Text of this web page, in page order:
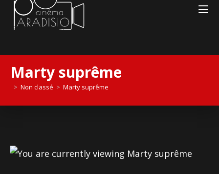
Marty suprême
> Non classé > Marty suprême